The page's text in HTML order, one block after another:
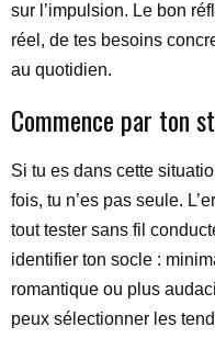
sur l’impulsion. Le bon
réel, de tes besoins
au quotidien.
Commence par ton
Si tu es dans cette
fois, tu n’es pas seule.
tout tester sans fil
identifier ton socle :
romantique ou plus
peux sélectionner les